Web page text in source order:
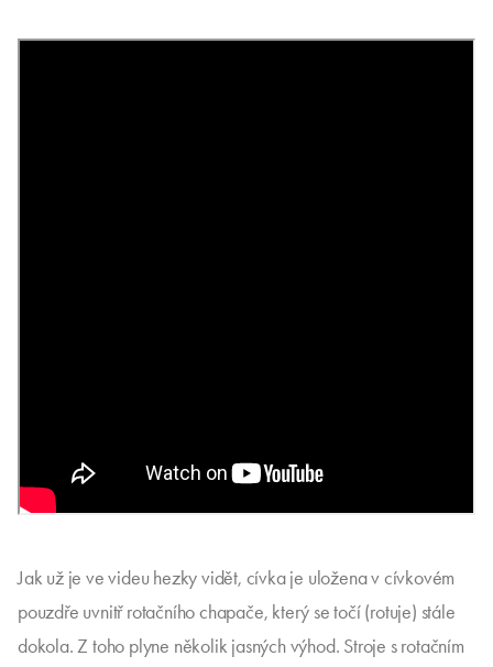
Jak už je ve videu hezky vidět, cívka je uložena v cívkovém
pouzdře uvnitř rotačního chapače, který se točí (rotuje) stále
dokola. Z toho plyne několik jasných výhod. Stroje s rotačním